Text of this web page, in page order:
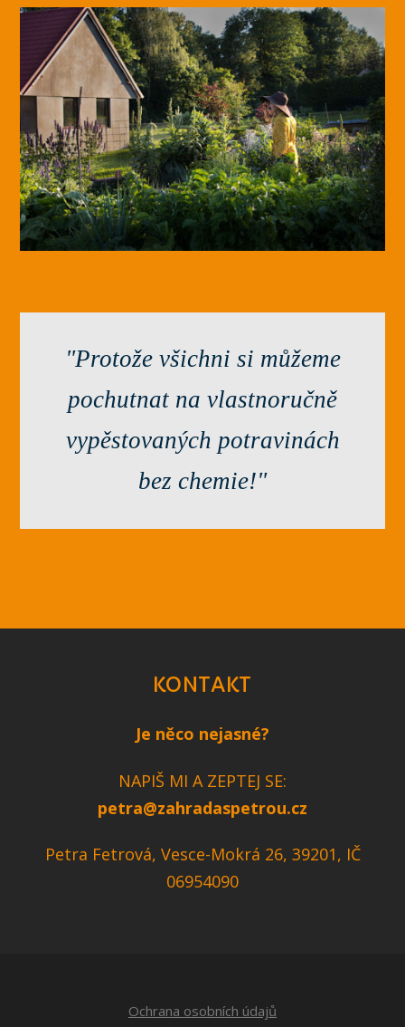
"Protože všichni si můžeme
pochutnat na vlastnoručně
vypěstovaných potravinách
bez chemie!"
KONTAKT
Je něco nejasné?
NAPIŠ MI A ZEPTEJ SE:
petra@zahradaspetrou.cz
Petra Fetrová, Vesce-Mokrá 26, 39201, IČ
06954090
Ochrana osobních údajů